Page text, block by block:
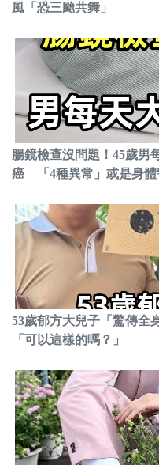
風「恐三颱共舞」
腸鏡檢查沒問題！45歲男
癌 「4種異常」或是身體
53歲郁方大兒子「驚傳全
「可以這樣的嗎？」